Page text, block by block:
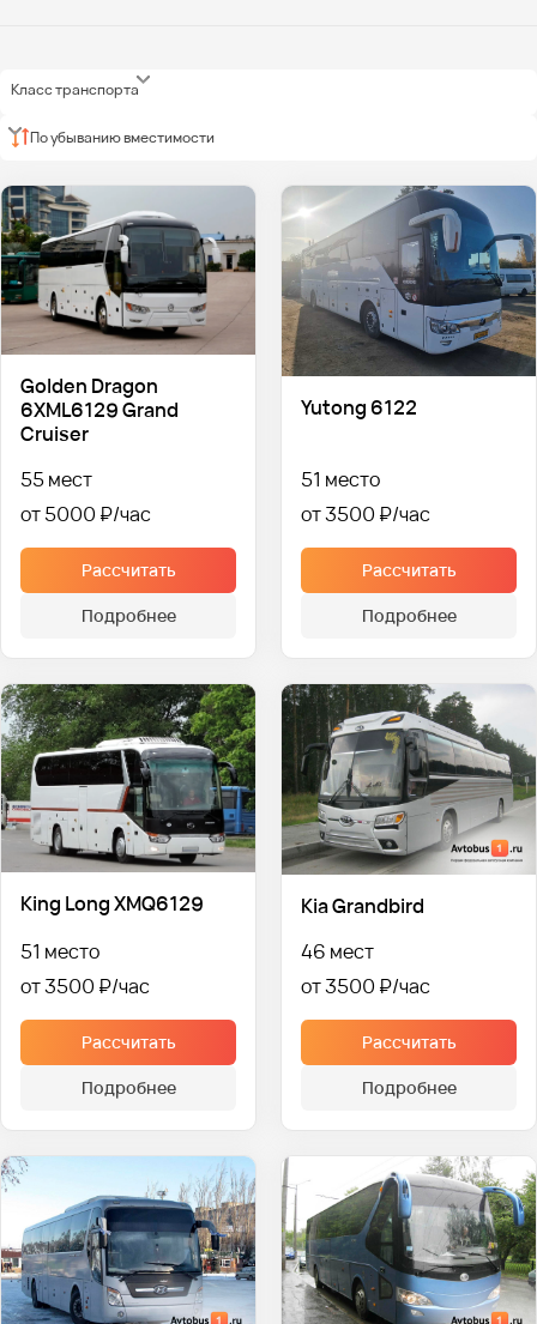
Класс транспорта
По убыванию вместимости
Golden Dragon
6XML6129 Grand
Cruiser
55 мест
от 5000 ₽
Рассчитать
Подробнее
Yutong 6122
51 место
от 3500 ₽
Рассчитать
Подробнее
King Long XMQ6129
51 место
от 3500 ₽
Рассчитать
Подробнее
Kia Grandbird
46 мест
от 3500 ₽
Рассчитать
Подробнее